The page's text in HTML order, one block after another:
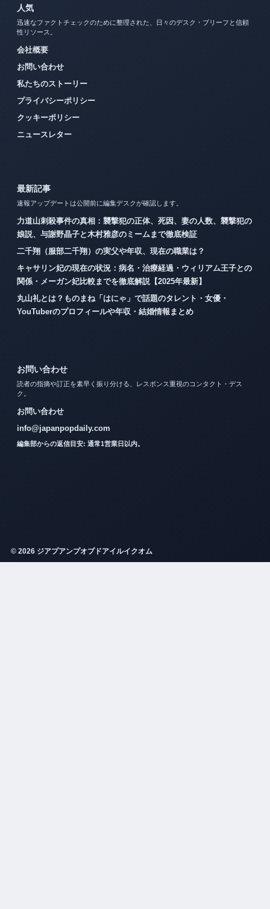
人気
迅速なファクトチェックのために整理された、日々のデスク・ブリーフと信頼
性リソース。
会社概要
お問い合わせ
私たちのストーリー
プライバシーポリシー
クッキーポリシー
ニュースレター
最新記事
速報アップデートは公開前に編集デスクが確認します。
力道山刺殺事件の真相：襲撃犯の正体、死因、妻の人数、襲撃犯の
娘説、与謝野晶子と木村雅彦のミームまで徹底検証
二千翔（服部二千翔）の実父や年収、現在の職業は？
キャサリン妃の現在の状況：病名・治療経過・ウィリアム王子との
関係・メーガン妃比較までを徹底解説【2025年最新】
丸山礼とは？ものまね「はにゃ」で話題のタレント・女優・
YouTuberのプロフィールや年収・結婚情報まとめ
お問い合わせ
読者の指摘や訂正を素早く振り分ける、レスポンス重視のコンタクト・デス
ク。
お問い合わせ
info@japanpopdaily.com
編集部からの返信目安: 通常1営業日以内。
© 2026 ジアプアンプオプドアイルイクオム